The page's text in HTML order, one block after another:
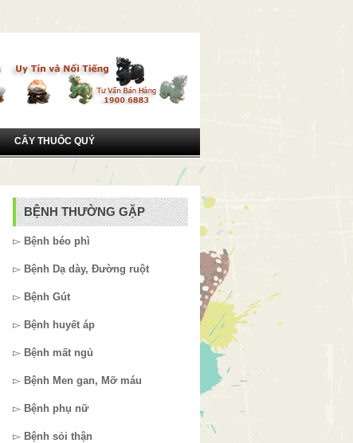
CÂY THUỐC QUÝ
BỆNH THƯỜNG GẶP
▻ Bệnh béo phì
▻ Bệnh Dạ dày, Đường ruột
▻ Bệnh Gút
▻ Bệnh huyết áp
▻ Bệnh mất ngủ
▻ Bệnh Men gan, Mỡ máu
▻ Bệnh phụ nữ
▻ Bệnh sỏi thận